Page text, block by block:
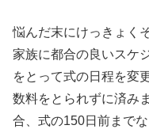
悩んだ末にけっきょく
家族に都合の良いスケ
をとって式の日程を変
数料をとられずに済み
合、式の150日前まで